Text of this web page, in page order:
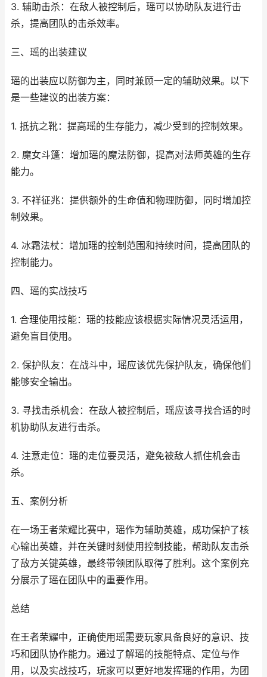
3. 辅助击杀：在敌人被控制后，瑶可以协助队友进行击
杀，提高团队的击杀效率。
三、瑶的出装建议
瑶的出装应以防御为主，同时兼顾一定的辅助效果。以下
是一些建议的出装方案：
1. 抵抗之靴：提高瑶的生存能力，减少受到的控制效果。
2. 魔女斗篷：增加瑶的魔法防御，提高对法师英雄的生存
能力。
3. 不祥征兆：提供额外的生命值和物理防御，同时增加控
制效果。
4. 冰霜法杖：增加瑶的控制范围和持续时间，提高团队的
控制能力。
四、瑶的实战技巧
1. 合理使用技能：瑶的技能应该根据实际情况灵活运用，
避免盲目使用。
2. 保护队友：在战斗中，瑶应该优先保护队友，确保他们
能够安全输出。
3. 寻找击杀机会：在敌人被控制后，瑶应该寻找合适的时
机协助队友进行击杀。
4. 注意走位：瑶的走位要灵活，避免被敌人抓住机会击
杀。
五、案例分析
在一场王者荣耀比赛中，瑶作为辅助英雄，成功保护了核
心输出英雄，并在关键时刻使用控制技能，帮助队友击杀
了敌方关键英雄，最终带领团队取得了胜利。这个案例充
分展示了瑶在团队中的重要作用。
总结
在王者荣耀中，正确使用瑶需要玩家具备良好的意识、技
巧和团队协作能力。通过了解瑶的技能特点、定位与作
用，以及实战技巧，玩家可以更好地发挥瑶的作用，为团